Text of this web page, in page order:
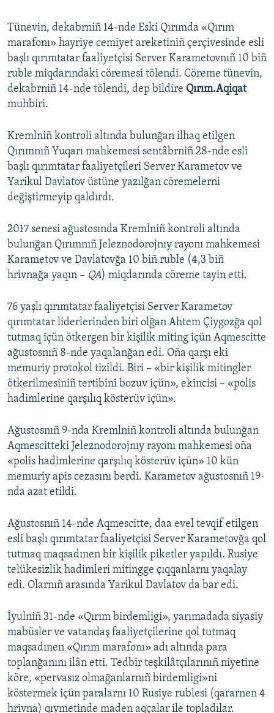
RFE/RS bütün saytları
Tünevin, dekabrniñ 14-nde Eski Qırımda «Qırım
marafonı» hayriye cemiyet areketiniñ çerçivesinde esli
başlı qırımtatar faaliyetçisi Server Karametovnıñ 10 biñ
ruble miqdarındaki cöremesi tölendi. Cöreme tünevin,
dekabrniñ 14-nde tölendi, dep bildire Qırım.Aqiqat
muhbiri.
Kremlniñ kontroli altında bulunğan ilhaq etilgen
Qırımnıñ Yuqarı mahkemesi sentâbrniñ 28-nde esli
başlı qırımtatar faaliyetçileri Server Karametov ve
Yarikul Davlatov üstüne yazılğan cöremelerni
değiştirmeyip qaldırdı.
2017 senesi ağustosında Kremlniñ kontroli altında
bulunğan Qırımnıñ Jeleznodorojnıy rayonı mahkemesi
Karametov ve Davlatovğa 10 biñ ruble (4,3 biñ
hrivnağa yaqın – QA) miqdarında cöreme tayin etti.
76 yaşlı qırımtatar faaliyetçisi Server Karametov
qırımtatar liderlerinden biri olğan Ahtem Çiygozğa qol
tutmaq içün ötkergen bir kişilik miting içün Aqmescitte
ağustosnıñ 8-nde yaqalanğan edi. Oña qarşı eki
memuriy protokol tizildi. Biri – «bir kişilik mitingler
ötkerilmesiniñ tertibini bozuv içün», ekincisi – «polis
hadimlerine qarşılıq kösterüv içün».
Ağustosnıñ 9-nda Kremlniñ kontroli altında bulunğan
Aqmescitteki Jeleznodorojnıy rayonı mahkemesi oña
«polis hadimlerine qarşılıq kösterüv içün» 10 kün
memuriy apis cezasını berdi. Karametov ağustosnıñ 19-
nda azat etildi.
Ağustosnıñ 14-nde Aqmescitte, daa evel tevqif etilgen
esli başlı qırımtatar faaliyetçisi Server Karametovğa qol
tutmaq maqsadınen bir kişilik piketler yapıldı. Rusiye
telükesizlik hadimleri mitingge çıqqanlarnı yaqalay
edi. Olarnıñ arasında Yarikul Davlatov da bar edi.
İyulniñ 31-nde «Qırım birdemligi», yarımadada siyasiy
mabüsler ve vatandaş faaliyetçilerine qol tutmaq
maqsadınen «Qırım marafonı» adı altında para
toplanğanını ilân etti. Tedbir teşkilâtçılarınıñ niyetine
köre, «pervasız olmağanlarnıñ birdemligi»ni
köstermek içün paralarnı 10 Rusiye rublesi (qararnen 4
hrivna) qıymetinde maden aqçalar ile topladılar.